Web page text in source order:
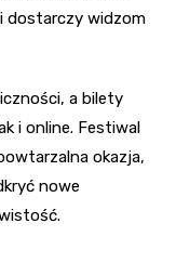
dostarczy widzom
a bilety
i online. Festiwal
okazja,
nowe